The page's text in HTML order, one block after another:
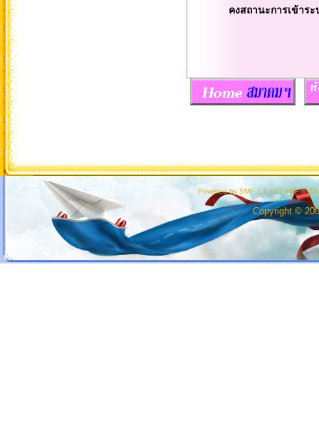
คงสถานะการเข้าร
Powered by SMF 1.1.10 | SMF ©
Copyright ©